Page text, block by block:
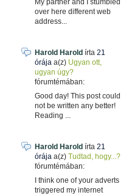
My partner and I stumbled
over here different web
address...
Harold Harold írta 21
órája a(z) Ugyan ott,
ugyan úgy?
fórumtémában:
Good day! This post could
not be written any better!
Reading ...
Harold Harold írta 21
órája a(z) Tudtad, hogy...?
fórumtémában:
I think one of your adverts
triggered my internet